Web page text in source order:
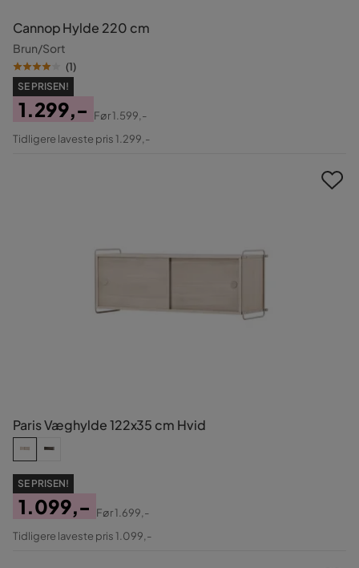
Cannop Hylde 220 cm
Brun/Sort
(1)
SE PRISEN!
Pris
1.299,-
Original
Før1.599,-
Tidligere laveste pris 1.299,-
Paris Væghylde 122x35 cm Hvid
SE PRISEN!
Pris
1.099,-
Original
Før1.699,-
Tidligere laveste pris 1.099,-